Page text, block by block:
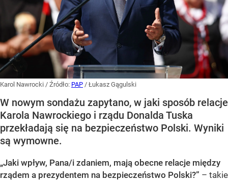
Karol Nawrocki / Źródło: PAP / Łukasz Gągulski
W nowym sondażu zapytano, w jaki sposób relacje
Karola Nawrockiego i rządu Donalda Tuska
przekładają się na bezpieczeństwo Polski. Wyniki
są wymowne.
„Jaki wpływ, Pana/i zdaniem, mają obecne relacje między
rządem a prezydentem na bezpieczeństwo Polski?” – takie